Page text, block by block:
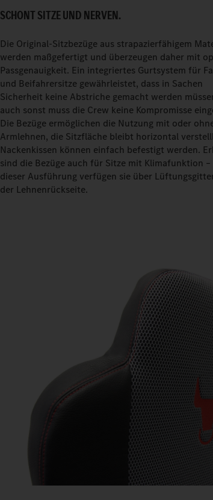
SCHONT SITZE UND NERVEN.
Die Original-Sitzbezüge aus strapazierfähigem
werden maßgefertigt und überzeugen daher mit
Passgenauigkeit. Ein integriertes Gurtsystem für
und Beifahrersitze gewährleistet, dass in Sachen
Sicherheit keine Abstriche gemacht werden
auch sonst muss die Crew keine Kompromisse
Die Bezüge ermöglichen die Nutzung mit oder
Armlehnen, die Sitzfläche bleibt horizontal
Nackenkissen können einfach befestigt werden.
sind die Bezüge auch für Sitze mit Klimafunktion –
dieser Ausführung verfügen sie über
der Lehnenrückseite.